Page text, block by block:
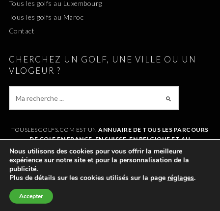
Tous les golfs au Luxembourg
Tous les golfs au Maroc
Contact
CHERCHEZ UN GOLF, UNE VILLE OU UN
VLOGEUR ?
TOUSLESGOLFS.COM EST UNANNUAIRE DE TOUS LES PARCOURS
DE GOLF EN FRANCE, EN SUISSE, EN BELGIQUE ET AU
LUXEMBOURG. IL VOUS PERMET DE TROUVER UN GOLF AUTOUR DE
CHEZVOUS OU LORS DE VOS VACANCES. LE SITE RÉFÉRENCE
ÉGALEMENT
POPULAIRES
©2011-2026 TOUSLESGOLFS.COM |
Nous utilisons des cookies pour vous offrir la meilleure
expérience sur notre site et pour la personnalisation de la
publicité.
Plus de détails sur les cookies utilisés sur la page réglages.
Accepter